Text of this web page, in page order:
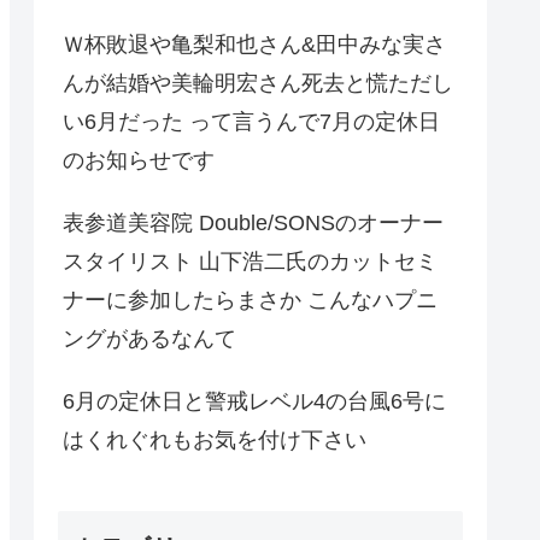
Ｗ杯敗退や亀梨和也さん&田中みな実さ
んが結婚や美輪明宏さん死去と慌ただし
い6月だった って言うんで7月の定休日
のお知らせです
表参道美容院 Double/SONSのオーナー
スタイリスト 山下浩二氏のカットセミ
ナーに参加したらまさか こんなハプニ
ングがあるなんて
6月の定休日と警戒レベル4の台風6号に
はくれぐれもお気を付け下さい